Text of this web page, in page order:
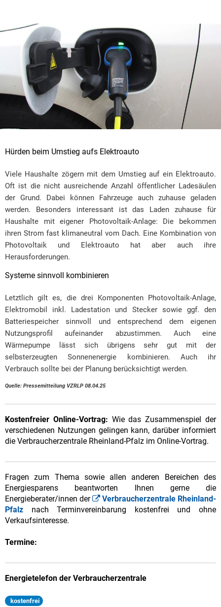
Hürden beim Umstieg aufs Elektroauto
Viele Haushalte zögern mit dem Umstieg auf ein Elektroauto.
Oft ist die nicht ausreichende Anzahl öffentlicher Ladesäulen
der Grund. Dabei können Fahrzeuge auch zuhause geladen
werden. Besonders interessant ist das Laden zuhause für
Haushalte mit eigener Photovoltaik-Anlage: Die bekommen
ihren Strom fast klimaneutral vom Dach. Eine Kombination von
Photovoltaik und Elektroauto hat aber auch ihre
Herausforderungen.
Systeme sinnvoll kombinieren
Letztlich gilt es, die drei Komponenten Photovoltaik-Anlage,
Elektromobil inkl. Ladestation und Stecker sowie ggf. den
Batteriespeicher sinnvoll und entsprechend dem eigenen
Nutzungsprofil aufeinander abzustimmen. Auch eine
Wärmepumpe lässt sich übrigens sehr gut mit der
selbsterzeugten Sonnenenergie kombinieren. Auch ihr
Verbrauch sollte bei der Planung berücksichtigt werden.
Quelle: Pressemitteilung VZRLP 08.04.25
Kostenfreier Online-Vortrag: Wie das Zusammenspiel der
verschiedenen Nutzungen gelingen kann, darüber informiert
die Verbraucherzentrale Rheinland-Pfalz im Online-Vortrag.
Fragen zum Thema sowie allen anderen Bereichen des
Energiesparens beantworten Ihnen gerne die
Energieberater/innen der
Verbraucherzentrale Rheinland-
Pfalz nach Terminvereinbarung kostenfrei und ohne
Verkaufsinteresse.
Termine:
Energietelefon der Verbraucherzentrale
kostenfrei